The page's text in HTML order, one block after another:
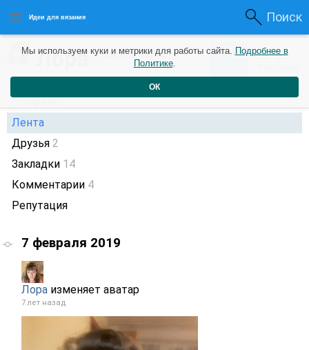
Идеи для вязания Поиск
Лора3 месяца назад 0 0
Профиль
Лента
Друзья 2
Закладки 14
Комментарии 4
Репутация
7 февраля 2019
Лора изменяет аватар
7 лет назад
Мы используем куки и метрики для работы сайта. Подробнее в
Политике.
ОК